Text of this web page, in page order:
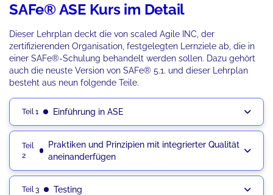
SAFe® ASE Kurs im Detail
Dieser Lehrplan deckt die von scaled Agile INC, der
zertifizierenden Organisation, festgelegten Lernziele ab, die in
einer SAFe®-Schulung behandelt werden sollen. Dazu gehört
auch die neuste Version von SAFe® 5.1. und dieser Lehrplan
besteht aus neun folgende Teile.
Teil 1 Einführung in ASE
Teil
2
Praktiken und Prinzipien mit integrierter Qualität
aneinanderfügen
Teil 3 Testing